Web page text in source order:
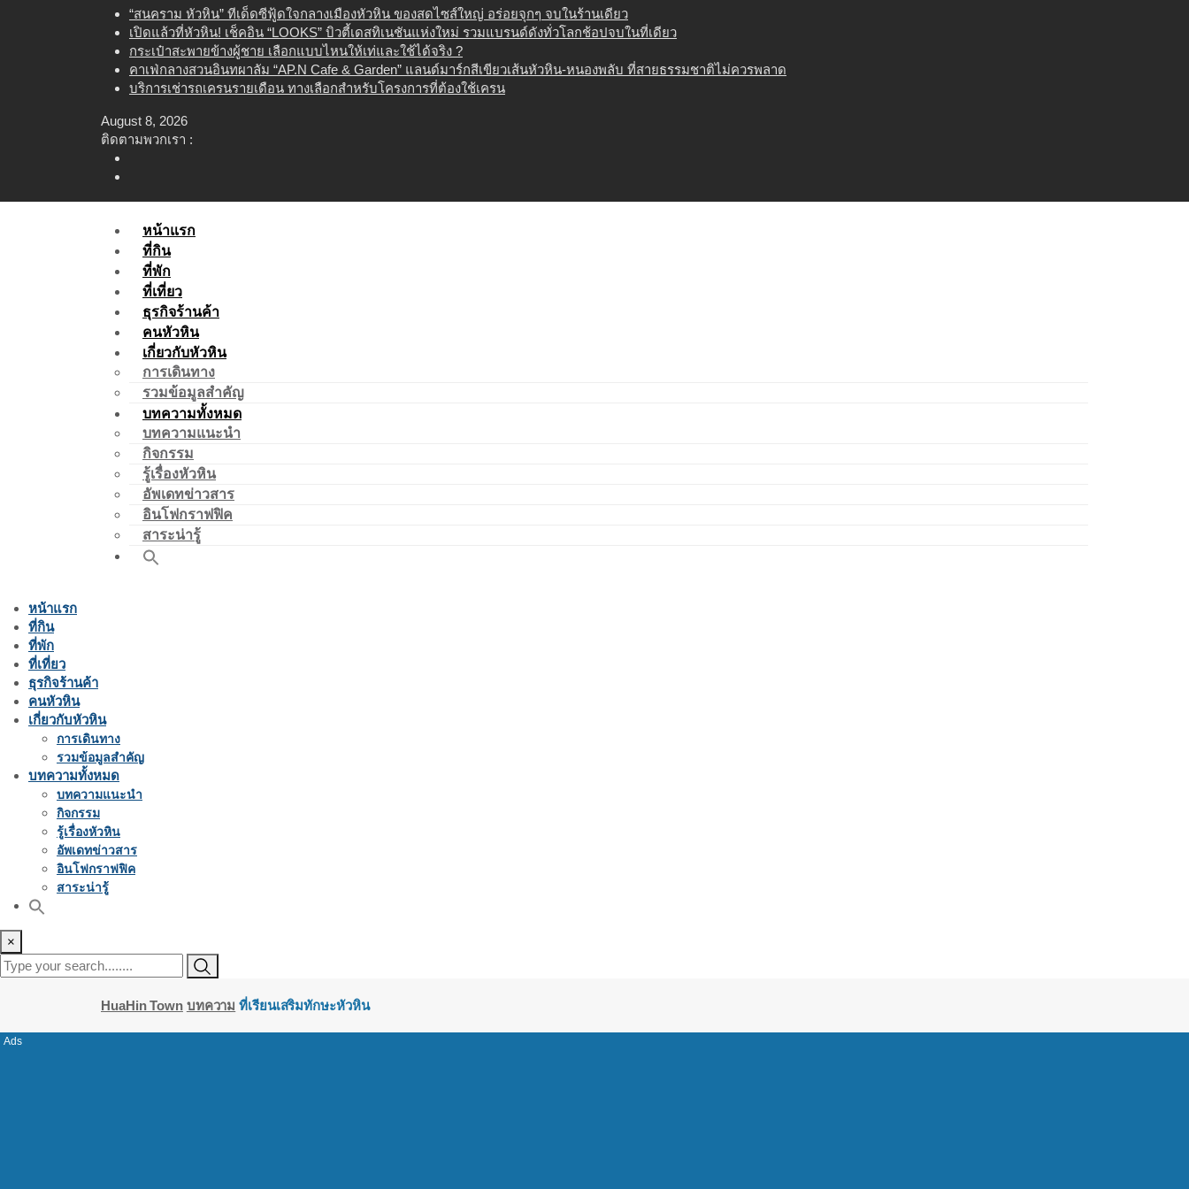
“สนคราม หัวหิน” ทีเด็ดซีฟู้ดใจกลางเมืองหัวหิน ของสดไซส์ใหญ่ อร่อยจุกๆ จบในร้านเดียว
เปิดแล้วที่หัวหิน! เช็คอิน “LOOKS” บิวตี้เดสทิเนชันแห่งใหม่ รวมแบรนด์ดังทั่วโลกช้อปจบในที่เดียว
กระเป๋าสะพายข้างผู้ชาย เลือกแบบไหนให้เท่และใช้ได้จริง ?
คาเฟ่กลางสวนอินทผาลัม “AP.N Cafe & Garden” แลนด์มาร์กสีเขียวเส้นหัวหิน-หนองพลับ ที่สายธรรมชาติไม่ควรพลาด
บริการเช่ารถเครนรายเดือน ทางเลือกสำหรับโครงการที่ต้องใช้เครน
August 8, 2026
ติดตามพวกเรา :
หน้าแรก
ที่กิน
ที่พัก
ที่เที่ยว
ธุรกิจร้านค้า
คนหัวหิน
เกี่ยวกับหัวหิน
การเดินทาง
รวมข้อมูลสำคัญ
บทความทั้งหมด
บทความแนะนำ
กิจกรรม
รู้เรื่องหัวหิน
อัพเดทข่าวสาร
อินโฟกราฟฟิค
สาระน่ารู้
หน้าแรก
ที่กิน
ที่พัก
ที่เที่ยว
ธุรกิจร้านค้า
คนหัวหิน
เกี่ยวกับหัวหิน
การเดินทาง
รวมข้อมูลสำคัญ
บทความทั้งหมด
บทความแนะนำ
กิจกรรม
รู้เรื่องหัวหิน
อัพเดทข่าวสาร
อินโฟกราฟฟิค
สาระน่ารู้
×
HuaHin Town บทความ ที่เรียนเสริมทักษะหัวหิน